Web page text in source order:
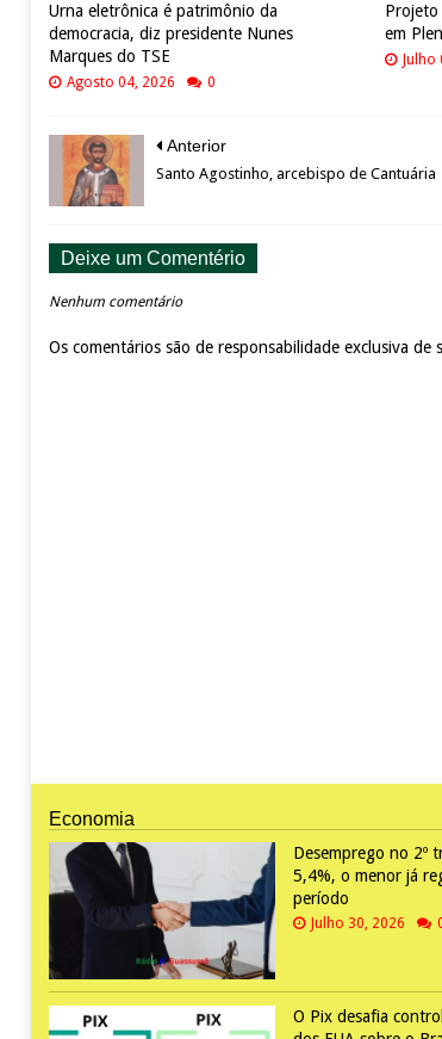
Urna eletrônica é patrimônio da
democracia, diz presidente Nunes
Marques do TSE
Agosto 04, 2026 0
Projeto
em
Julho
Anterior
Santo Agostinho, arcebispo de Cantuária
Deixe um Comentério
Nenhum comentário
Os comentários são de responsabilidade exclusiva
Economia
Desemprego no 2º
5,4%, o menor já
período
Julho 30, 2026
O Pix desafia